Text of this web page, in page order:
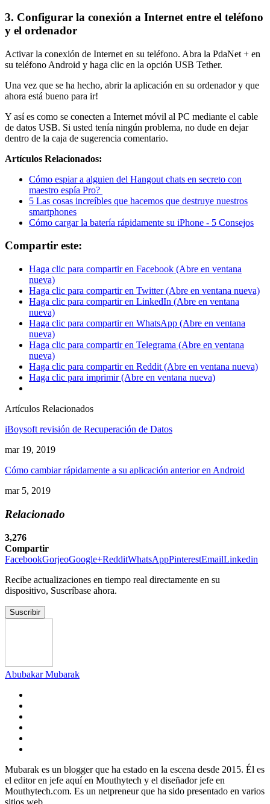
3. Configurar la conexión a Internet entre el teléfono
y el ordenador
Activar la conexión de Internet en su teléfono. Abra la PdaNet + en
su teléfono Android y haga clic en la opción USB Tether.
Una vez que se ha hecho, abrir la aplicación en su ordenador y que
ahora está bueno para ir!
Y así es como se conecten a Internet móvil al PC mediante el cable
de datos USB. Si usted tenía ningún problema, no dude en dejar
dentro de la caja de sugerencia comentario.
Artículos Relacionados:
Cómo espiar a alguien del Hangout chats en secreto con
maestro espía Pro?
5 Las cosas increíbles que hacemos que destruye nuestros
smartphones
Cómo cargar la batería rápidamente su iPhone - 5 Consejos
Compartir este:
Haga clic para compartir en Facebook (Abre en ventana
nueva)
Haga clic para compartir en Twitter (Abre en ventana nueva)
Haga clic para compartir en LinkedIn (Abre en ventana
nueva)
Haga clic para compartir en WhatsApp (Abre en ventana
nueva)
Haga clic para compartir en Telegrama (Abre en ventana
nueva)
Haga clic para compartir en Reddit (Abre en ventana nueva)
Haga clic para imprimir (Abre en ventana nueva)
Artículos Relacionados
iBoysoft revisión de Recuperación de Datos
mar 19, 2019
Cómo cambiar rápidamente a su aplicación anterior en Android
mar 5, 2019
Relacionado
3,276
Compartir
FacebookGorjeoGoogle+RedditWhatsAppPinterestEmailLinkedin
Recibe actualizaciones en tiempo real directamente en su
dispositivo, Suscríbase ahora.
Suscribir
Abubakar Mubarak
Mubarak es un blogger que ha estado en la escena desde 2015. Él es
el editor en jefe aquí en Mouthytech y el diseñador jefe en
Mouthytech.com. Es un netpreneur que ha sido presentado en varios
sitios web.